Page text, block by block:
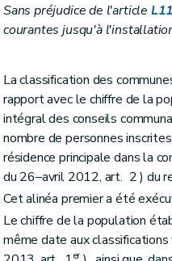
Art. L1123-18
5– Décret du 8
Art. L1123-20
Art. L1123-21
Art. L1123-22
6– Décret du 8
Art. L1123-23
Art. L1123-24
Art. L1123-25
Art. L1123-26
Sans préjudice de l'article
courantes jusqu'à
La classification des
rapport avec le chiffre de la
intégral des conseils
nombre de personnes
résidence principale dans la
du 26–avril 2012, art. 2 ) du
Cet alinéa premier a été
Le chiffre de la population
même date aux
er